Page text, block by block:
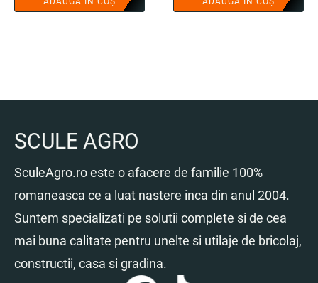
SCULE AGRO
SculeAgro.ro este o afacere de familie 100%
romaneasca ce a luat nastere inca din anul 2004.
Suntem specializati pe solutii complete si de cea
mai buna calitate pentru unelte si utilaje de bricolaj,
constructii, casa si gradina.